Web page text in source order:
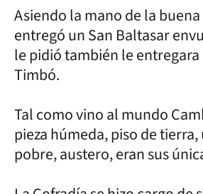
Asiendo la mano de la
entregó un San Baltasar
le pidió también le
Timbó.
Tal como vino al mundo
pieza húmeda, piso de
pobre, austero, eran sus